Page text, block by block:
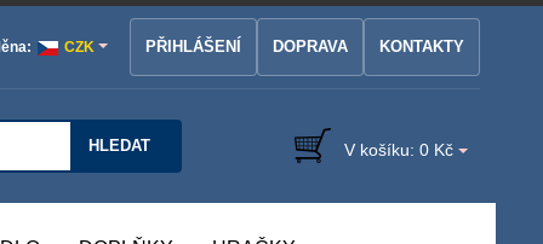
CZK PŘIHLÁŠENÍ DOPRAVA KONTAKTY
HLEDAT V košíku: 0 Kč